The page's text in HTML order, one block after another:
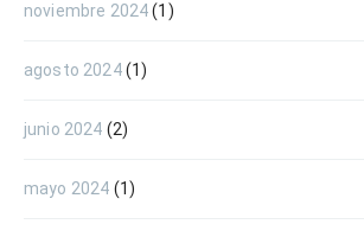
noviembre 2024(1)
agosto 2024(1)
junio 2024 (2)
mayo 2024 (1)